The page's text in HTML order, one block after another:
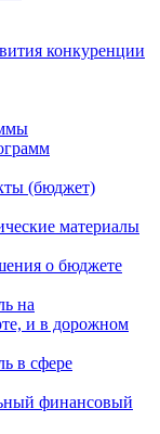
конкуренции
(бюджет)
материалы
о бюджете
на
и в дорожном
в сфере
финансовый